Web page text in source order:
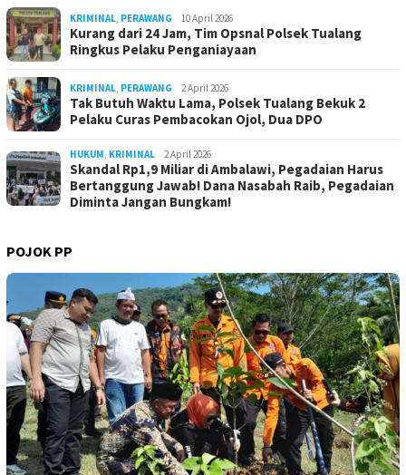
KRIMINAL, PERAWANG 10 April 2026
Kurang dari 24 Jam, Tim Opsnal Polsek Tualang
Ringkus Pelaku Penganiayaan
KRIMINAL, PERAWANG 2 April 2026
Tak Butuh Waktu Lama, Polsek Tualang Bekuk 2
Pelaku Curas Pembacokan Ojol, Dua DPO
HUKUM, KRIMINAL 2 April 2026
Skandal Rp1,9 Miliar di Ambalawi, Pegadaian Harus
Bertanggung Jawab! Dana Nasabah Raib, Pegadaian
Diminta Jangan Bungkam!
POJOK PP